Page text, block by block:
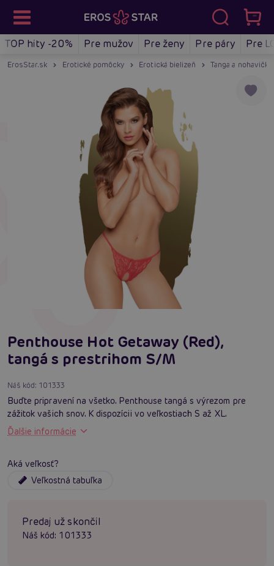
TOP hity -20% Pre mužov Pre ženy Pre páry Pre
ErosStar.sk Erotické pomôcky Erotická bielizeň Tanga a nohavičky
Penthouse Hot Getaway (Red),
tangá s prestrihom S/M
Náš kód: 101333
Buďte pripravení na všetko. Penthouse tangá s výrezom pre
zážitok vašich snov. K dispozícii vo veľkostiach S až XL.
Ďalšie informácie
Aká veľkosť?
Veľkostná tabuľka
Predaj už skončil
Náš kód: 101333